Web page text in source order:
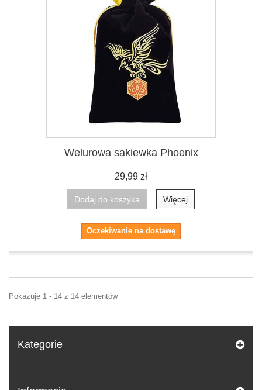
Welurowa sakiewka Phoenix
29,99 zł
Dodaj do koszyka Więcej
Oczekiwanie na dostawę
Pokazuje 1 - 14 z 14 elementów
Kategorie